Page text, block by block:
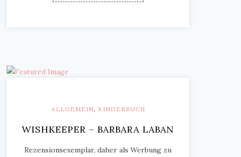
ALLGEMEIN, KINDERBUCH
WISHKEEPER – BARBARA LABAN
Rezensionsexemplar, daher als Werbung zu